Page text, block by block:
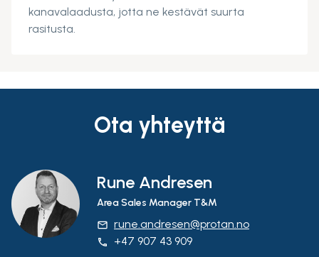
kanavalaadusta, jotta ne kestävät suurta
rasitusta.
Ota yhteyttä
Rune Andresen
Area Sales Manager T&M
email rune.andresen@protan.no
phone +47 907 43 909